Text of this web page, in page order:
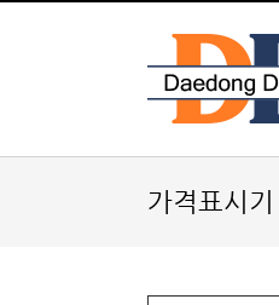
가격표시기